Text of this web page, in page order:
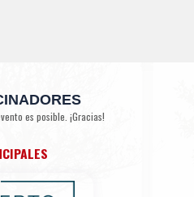
es posible. ¡Gracias!